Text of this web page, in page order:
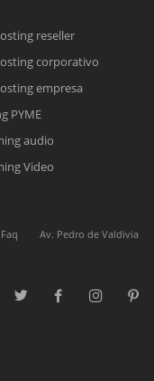
con el enlace a
a la brevedad.
sus datos personales.
reseller
corporativo
empresa
PYME
audio
Video
Faq
Av. Pedro de Valdivia